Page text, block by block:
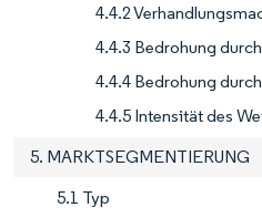
4.4.2
4.4.3 Bedrohung
4.4.4 Bedrohung
4.4.5 Intensität des
5. MARKTSEGMENTIERUNG
5.1 Typ